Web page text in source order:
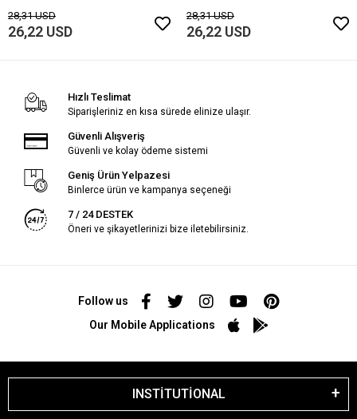
28,31 USD
26,22 USD
28,31 USD
26,22 USD
Hızlı Teslimat
Siparişleriniz en kısa sürede elinize ulaşır.
Güvenli Alışveriş
Güvenli ve kolay ödeme sistemi
Geniş Ürün Yelpazesi
Binlerce ürün ve kampanya seçeneği
7 / 24 DESTEK
Öneri ve şikayetlerinizi bize iletebilirsiniz.
Follow us
Our Mobile Applications
INSTİTUTİONAL